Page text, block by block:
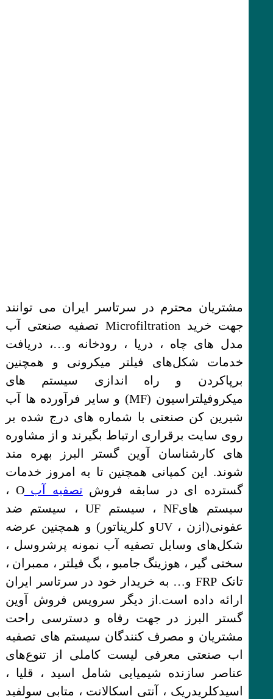
مشتریان محترم در سرتاسر ایران می توانند
جهت خرید Microfiltration تصفیه صنعتی آب
مدل های چاه ، دریا ، رودخانه و…، دریافت
خدمات شکل‌های فیلتر میکرونی و همچنین
برپاکردن و راه اندازی سیستم های
میکروفیلتراسیون (MF) و سایر فرآورده ها آب
شیرین کن صنعتی با شماره های درج شده بر
روی سایت برقراری ارتباط بگیرند و از مشاوره
های کارشناسان آوین گستر البرز بهره مند
شوند. این کمپانی همچنین تا به امروز خدمات
گسترده ای در سابقه فروش تصفیه آب
O ،
سیستم هایNF ، سیستم UF ، سیستم ضد
عفونی(ازن ، UVو کلریناتور) و همچنین عرضه
شکل‌های وسایل تصفیه آب نمونه پرشروسل ،
سختی گیر ، هوزینگ جامبو ، بگ فیلتر ، ممبران ،
تانک FRP و… به خریدار خود در سرتاسر ایران
ارائه داده است.از دیگر سرویس فروش آوین
گستر البرز در جهت رفاه و دسترسی راحت
مشتریان و مصرف کنندگان سیستم های تصفیه
اب صنعتی معرفی لیست کاملی از تنوع‌های
عناصر سازنده شیمیایی شامل اسید ، قلیا ،
اسیدکلریدریک ، آنتی اسکالانت ، متابی سولفید